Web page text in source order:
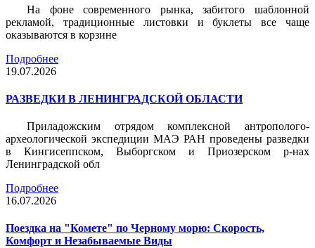
На фоне современного рынка, забитого шаблонной
рекламой, традиционные листовки и буклеты все чаще
оказываются в корзине
Подробнее
19.07.2026
РАЗВЕДКИ В ЛЕНИНГРАДСКОЙ ОБЛАСТИ
Приладожским отрядом комплексной антрополого-
археологической экспедиции МАЭ РАН проведены разведки
в Кингисеппском, Выборгском и Приозерском р-нах
Ленинградской обл
Подробнее
16.07.2026
Поездка на "Комете" по Черному морю: Скорость,
Комфорт и Незабываемые Виды